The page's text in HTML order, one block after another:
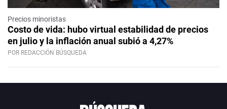
Precios minoristas
Costo de vida: hubo virtual estabilidad de precios
en julio y la inflación anual subió a 4,27%
POR REDACCIÓN BÚSQUEDA